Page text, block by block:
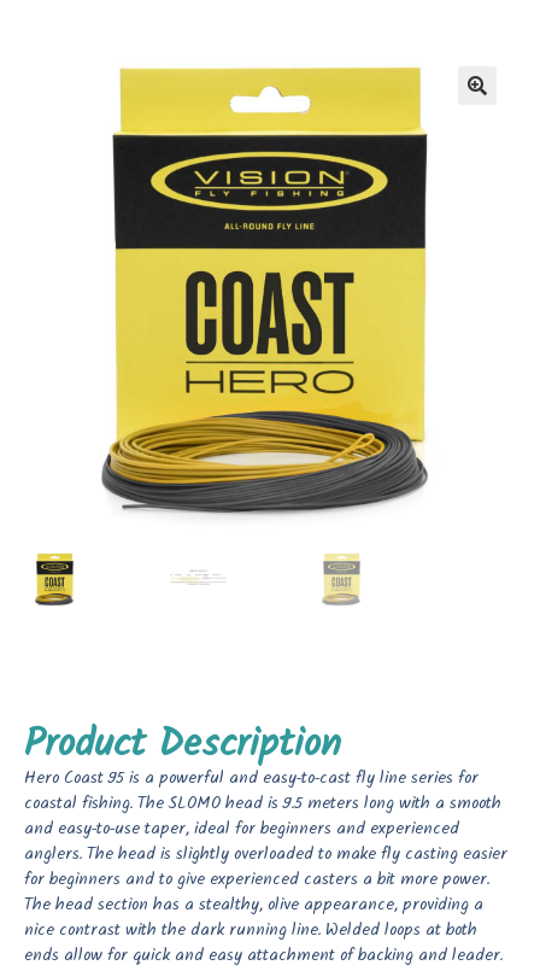
Product Description
Hero Coast 95 is a powerful and easy-to-cast fly line series for
coastal fishing. The SLOMO head is 9.5 meters long with a smooth
and easy-to-use taper, ideal for beginners and experienced
anglers. The head is slightly overloaded to make fly casting easier
for beginners and to give experienced casters a bit more power.
The head section has a stealthy, olive appearance, providing a
nice contrast with the dark running line. Welded loops at both
ends allow for quick and easy attachment of backing and leader.